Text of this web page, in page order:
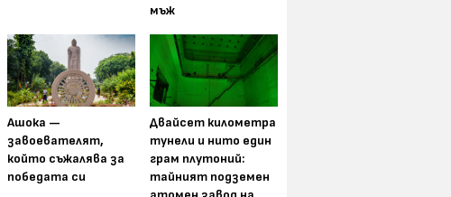
мъж
Ашока —
завоевателят,
който съжалява за
победата си
Двайсет километра
тунели и нито един
грам плутоний:
тайният подземен